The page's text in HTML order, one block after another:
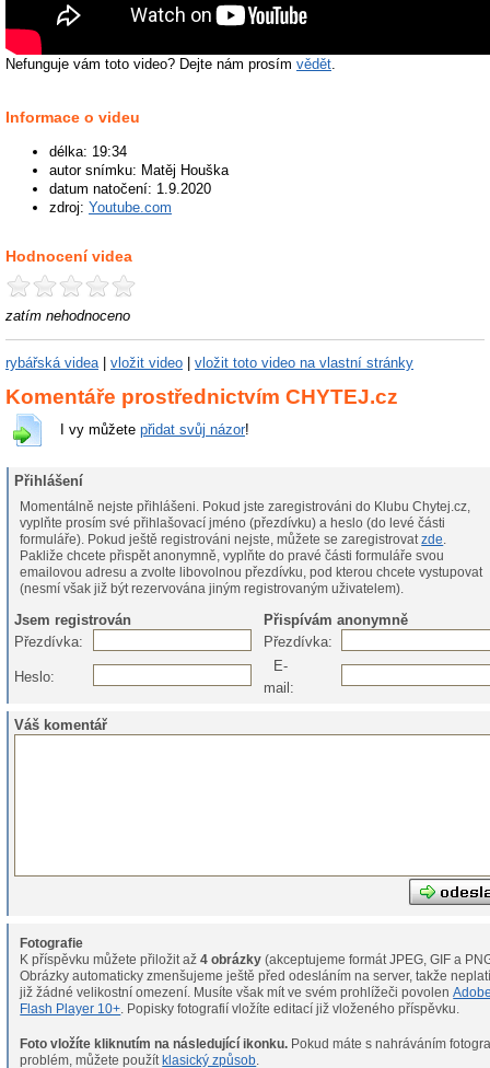
Nefunguje vám toto video? Dejte nám prosím vědět.
Informace o videu
délka: 19:34
autor snímku: Matěj Houška
datum natočení: 1.9.2020
zdroj: Youtube.com
Hodnocení videa
zatím nehodnoceno
rybářská videa| vložit video vložit toto video na vlastní stránky
Komentáře prostřednictvím CHYTEJ.cz
I vy můžete přidat svůj názor!
Přihlášení
Momentálně nejste přihlášeni. Pokud jste zaregistrováni do Klubu Chytej.cz,
vyplňte prosím své přihlašovací jméno (přezdívku) a heslo (do levé části
formuláře). Pokud ještě registrováni nejste, můžete se zaregistrovatzde.
Pakliže chcete přispět anonymně, vyplňte do pravé části formuláře svou
emailovou adresu a zvolte libovolnou přezdívku, pod kterou chcete vystupovat
(nesmí však již být rezervována jiným registrovaným uživatelem).
Jsem registrován
Přispívám anonymně
Přezdívka:
Přezdívka:
Heslo:
E-
mail:
Váš komentář
Fotografie
K příspěvku můžete přiložit až4 obrázky (akceptujeme formát JPEG, GIF a
Obrázky automaticky zmenšujeme ještě před odesláním na server, takže
již žádné velikostní omezení. Musíte však mít ve svém prohlížeči povolen
Flash Player 10+ . Popisky fotografií vložíte editací již vloženého příspěvku.
Foto vložíte kliknutím na následující ikonku.
problém, můžete použít klasický způsob.